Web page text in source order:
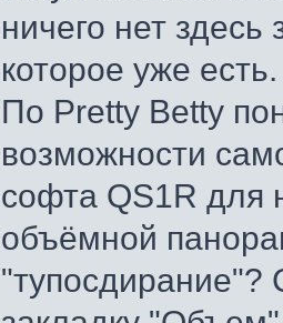
ничего нет
которое уже есть.
По Pretty Betty
возможности
софта QS1R для
объёмной
"тупосдирание"?